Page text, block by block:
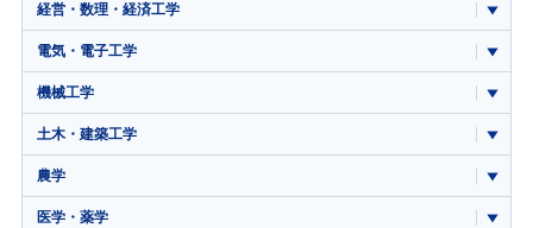
経営・数理・経済工学
電気・電子工学
機械工学
土木・建築工学
農学
医学・薬学